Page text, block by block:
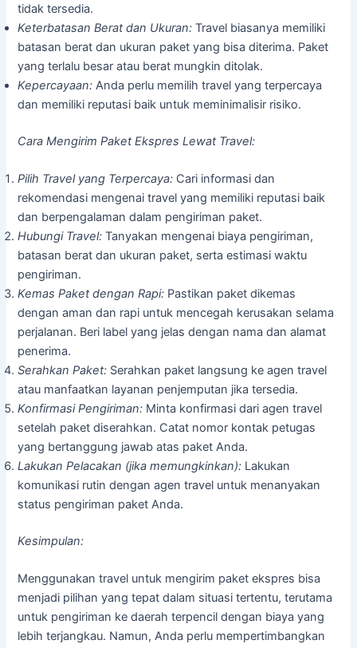
tidak tersedia.
Keterbatasan Berat dan Ukuran: Travel biasanya memiliki
batasan berat dan ukuran paket yang bisa diterima. Paket
yang terlalu besar atau berat mungkin ditolak.
Kepercayaan: Anda perlu memilih travel yang terpercaya
dan memiliki reputasi baik untuk meminimalisir risiko.
Cara Mengirim Paket Ekspres Lewat Travel:
Pilih Travel yang Terpercaya: Cari informasi dan
rekomendasi mengenai travel yang memiliki reputasi baik
dan berpengalaman dalam pengiriman paket.
Hubungi Travel: Tanyakan mengenai biaya pengiriman,
batasan berat dan ukuran paket, serta estimasi waktu
pengiriman.
Kemas Paket dengan Rapi: Pastikan paket dikemas
dengan aman dan rapi untuk mencegah kerusakan selama
perjalanan. Beri label yang jelas dengan nama dan alamat
penerima.
Serahkan Paket: Serahkan paket langsung ke agen travel
atau manfaatkan layanan penjemputan jika tersedia.
Konfirmasi Pengiriman: Minta konfirmasi dari agen travel
setelah paket diserahkan. Catat nomor kontak petugas
yang bertanggung jawab atas paket Anda.
Lakukan Pelacakan (jika memungkinkan): Lakukan
komunikasi rutin dengan agen travel untuk menanyakan
status pengiriman paket Anda.
Kesimpulan:
Menggunakan travel untuk mengirim paket ekspres bisa
menjadi pilihan yang tepat dalam situasi tertentu, terutama
untuk pengiriman ke daerah terpencil dengan biaya yang
lebih terjangkau. Namun, Anda perlu mempertimbangkan